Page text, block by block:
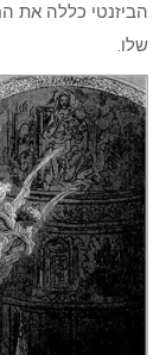
הביזנטי כללה את
שלו.